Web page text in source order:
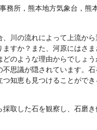
務所，熊本地方気象台，熊
川の流れによって上流か
すか？また、河原にはさ
のような理由からでしょう
思議が隠されています。
知恵も見つけることができ
取した石を観察し、石磨